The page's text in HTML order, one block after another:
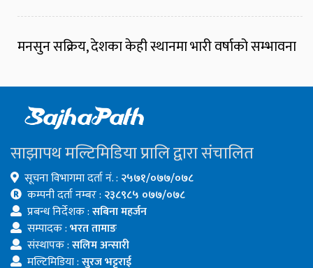
मनसुन सक्रिय, देशका केही स्थानमा भारी वर्षाको सम्भावना
साझापथ मल्टिमिडिया प्रालि द्वारा संचालित
सूचना विभागमा दर्ता नं. : २५७१/०७७/०७८
कम्पनी दर्ता नम्बर : २३८९८५ ०७७/०७८
प्रबन्ध निर्देशक :सबिना महर्जन
सम्पादक :भरत तामाङ
संस्थापक :सलिम अन्सारी
मल्टिमिडिया :सुरज भट्टराई